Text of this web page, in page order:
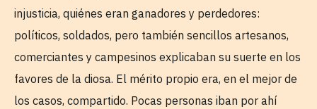
injusticia, quiénes eran ganadores y perdedores:
políticos, soldados, pero también sencillos artesanos,
comerciantes y campesinos explicaban su suerte en los
favores de la diosa. El mérito propio era, en el mejor de
los casos, compartido. Pocas personas iban por ahí